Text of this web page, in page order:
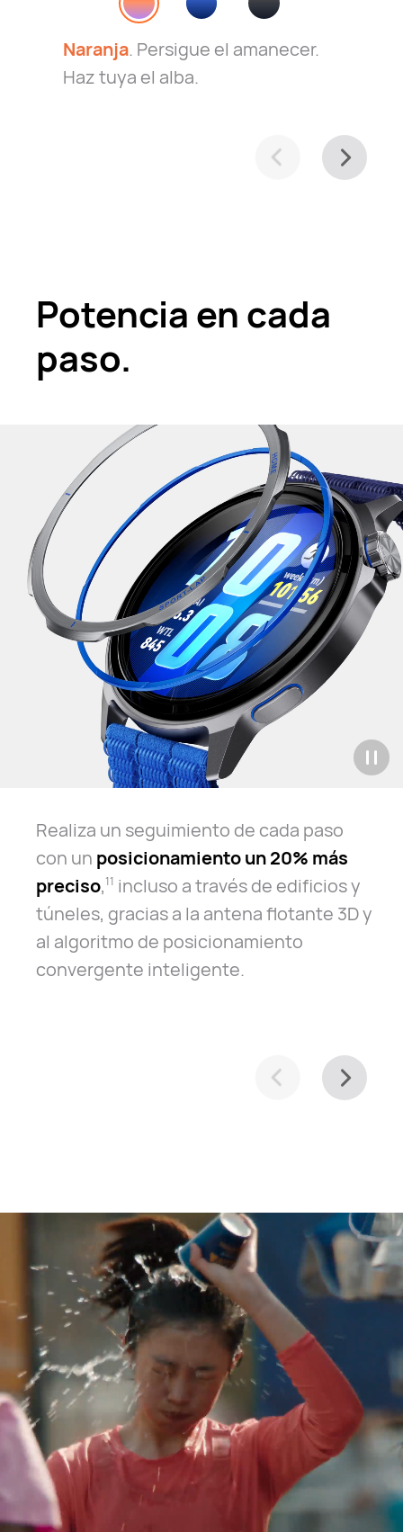
Naranja. Persigue el amanecer.
Haz tuya el alba.
Potencia en cada
paso.
Realiza un seguimiento de cada paso
con un posicionamiento un 20% más
preciso,11 incluso a través de edificios y
túneles, gracias a la antena flotante 3D y
al algoritmo de posicionamiento
convergente inteligente.